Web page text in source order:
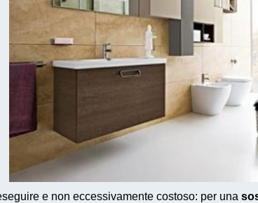
e non eccessivamente costoso: per una